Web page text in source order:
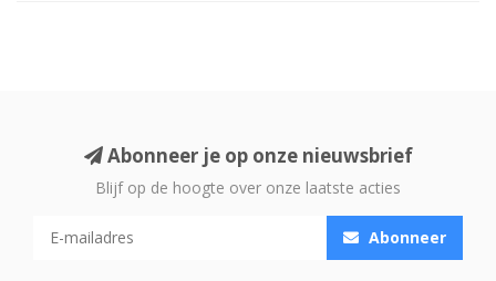
Abonneer je op onze nieuwsbrief
Blijf op de hoogte over onze laatste acties
Abonneer